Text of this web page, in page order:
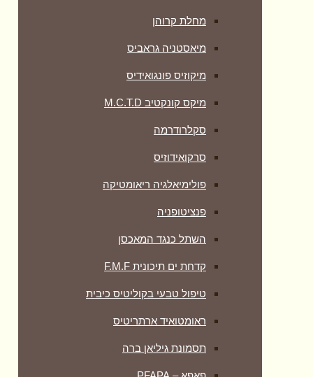
מחלת קרוהן
מיאסטניה גראביס
מיקוזיס פונגואידיס
מיקס קונקטיב M.C.T.D
סקלרודרמה
סרקואידוזיס
פולימיאלגיה ריאומטיקה
‏פנציטופניה
השתל כנגד המאכסן
קדחת ים תיכונית F.M.F
טיפול טבעי בקוליטיס כיבית
ראומטואיד ארתריטיס
תסמונת גיליאן ברה